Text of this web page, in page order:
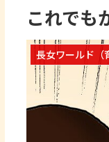
これでも
長女ワールド（